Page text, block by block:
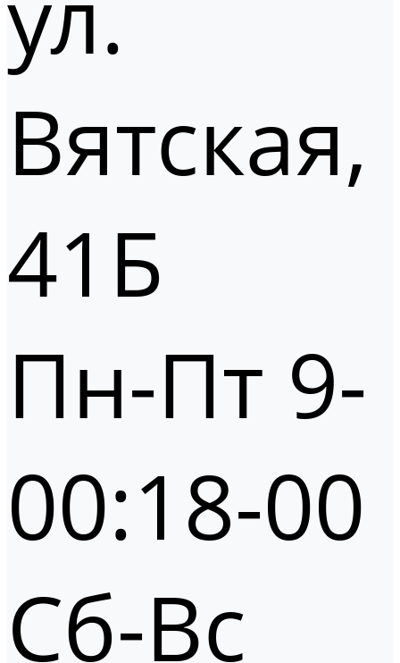
Вятская,
41Б
Пн-Пт 9-
00:18-00
Сб-Вс